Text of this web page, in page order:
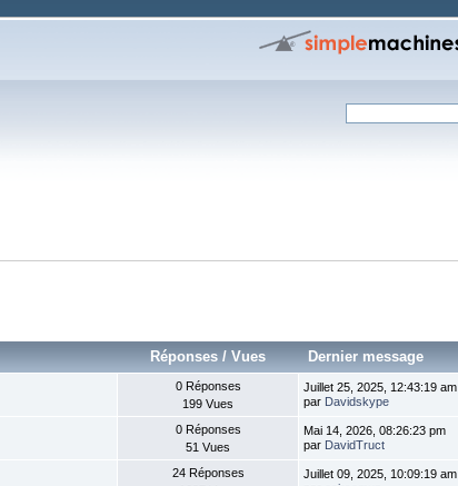
Réponses/ Vues Dernier message
0 Réponses
199 Vues
Juillet 25, 2025, 12:43:19 am
par Davidskype
0 Réponses
51 Vues
Mai 14, 2026, 08:26:23 pm
par DavidTruct
24 Réponses
Juillet 09, 2025, 10:09:19 am